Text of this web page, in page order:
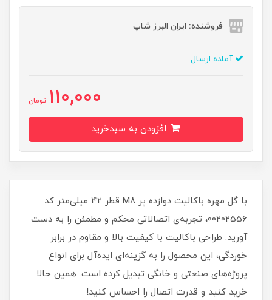
فروشنده: ایران البرز شاپ
آماده ارسال
110,000 تومان
با گل مهره باکالیت دوازده پر M8 قطر 42 میلی‌متر کد
00202556، تجربه‌ی اتصالاتی محکم و مطمئن را به دست
آورید. طراحی باکالیت با کیفیت بالا و مقاوم در برابر
خوردگی، این محصول را به گزینه‌ای ایده‌آل برای انواع
پروژه‌های صنعتی و خانگی تبدیل کرده است. همین حالا
خرید کنید و قدرت اتصال را احساس کنید!